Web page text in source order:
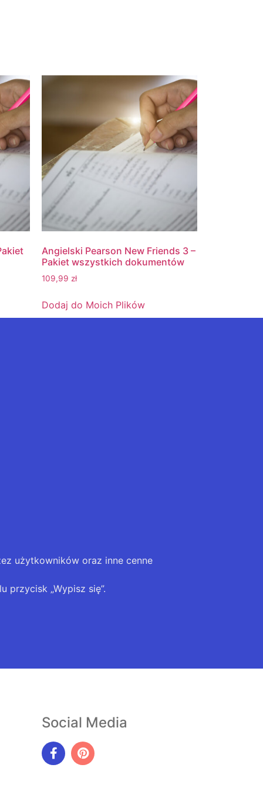
Angielski Pearson New Friends 3 –
Pakiet wszystkich dokumentów
109,99 zł
Dodaj do Moich Plików
użytkowników oraz inne cenne
przycisk „Wypisz się”.
Social Media